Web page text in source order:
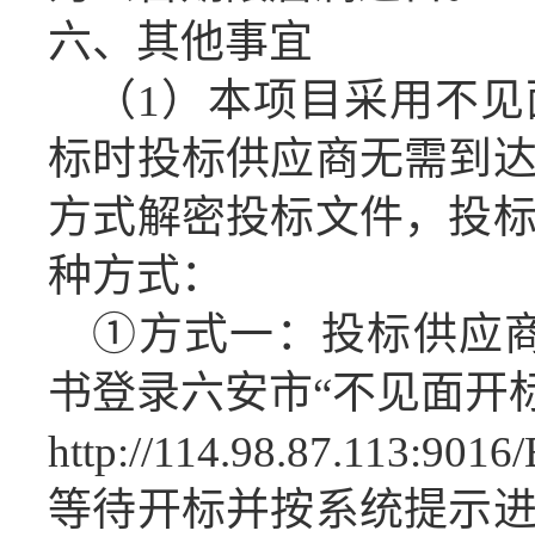
六、其他事宜
（1） 本项目采用不
标时投标供应商无需到
方式解密投标文件，投
种方式：
①方式一：投标供应
书登录六安市“不见面开
http://114.98.87.113
等待开标并按系统提示